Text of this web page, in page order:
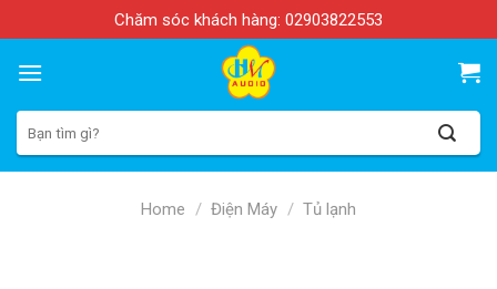
to
content
Chăm sóc khách hàng: 02903822553
for:
Home / Điện Máy / Tủ lạnh